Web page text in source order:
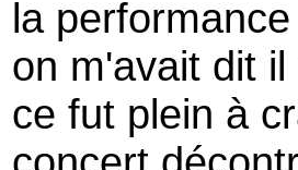
la performance
on m'avait dit
ce fut plein à